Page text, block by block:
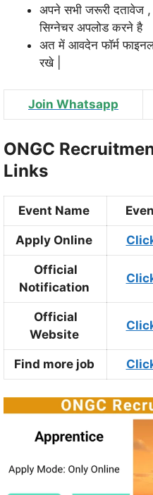
अपने सभी जरूरी दतावेज ,
सिग्नेचर अपलोड करने है
अत में आवदेन फॉर्म
रखे |
Join Whatsapp
ONGC
Links
Event Name
Apply Online
Official
Notification
Official
Website
Find more job